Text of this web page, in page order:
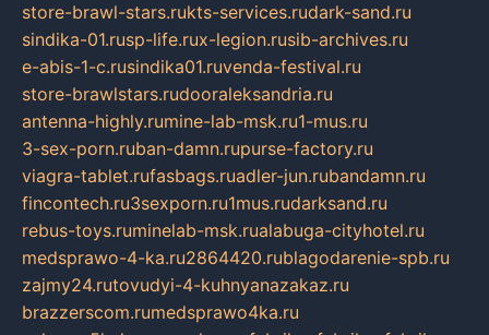
store-brawl-stars.rukts-services.rudark-sand.ru
sindika-01.rusp-life.rux-legion.rusib-archives.ru
e-abis-1-c.rusindika01.ruvenda-festival.ru
store-brawlstars.rudooraleksandria.ru
antenna-highly.rumine-lab-msk.ru1-mus.ru
3-sex-porn.ruban-damn.rupurse-factory.ru
viagra-tablet.rufasbags.ruadler-jun.rubandamn.ru
fincontech.ru3sexporn.ru1mus.rudarksand.ru
rebus-toys.ruminelab-msk.rualabuga-cityhotel.ru
medsprawo-4-ka.ru2864420.rublagodarenie-spb.ru
zajmy24.rutovudyi-4-kuhnyanazakaz.ru
brazzerscom.rumedsprawo4ka.ru